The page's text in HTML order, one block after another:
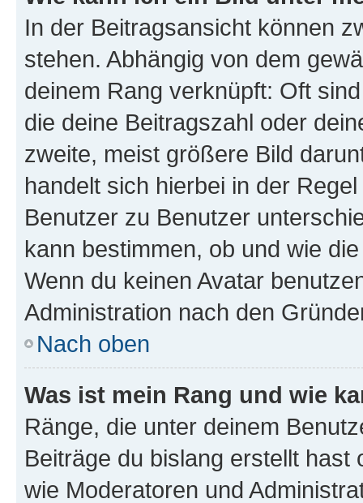
In der Beitragsansicht können
stehen. Abhängig von dem
deinem Rang verknüpft: Oft
die deine Beitragszahl oder
zweite, meist größere Bild
handelt sich hierbei in der
Benutzer zu Benutzer
kann bestimmen, ob und wie
Wenn du keinen Avatar
Administration nach den
Nach oben
Was ist mein Rang und wie
Ränge, die unter deinem
Beiträge du bislang erstellt
wie Moderatoren und